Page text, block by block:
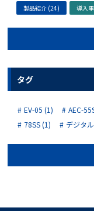
製品紹介 (24) 導入
タグ
EV-05 (1) AEC-
78SS (1)
デジタ